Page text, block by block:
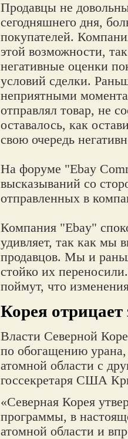
Продавцы не
сегодняшнего дня,
покупателей.
этой возможности,
негативные оценки
условий сделки.
неприятными
отправлял товар, не
оставалось, как
свою очередь
На форуме "Ebay
высказываний со
отправленных в
Компания "Ebay"
удивляет, так как мы
продавцов. Мы и
стойко их
поймут, что
Корея отрицает
Власти Северной
по обогащению
атомной области с
госсекретаря США
«Северная Корея
программы, в
атомной области и